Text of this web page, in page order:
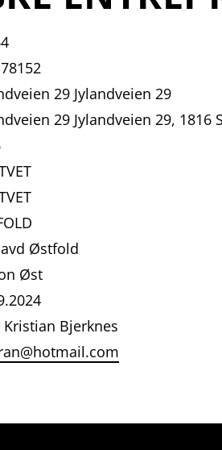
29 Jylandveien 29
29 Jylandveien 29, 1816
avd Østfold
Øst
Kristian Bjerknes